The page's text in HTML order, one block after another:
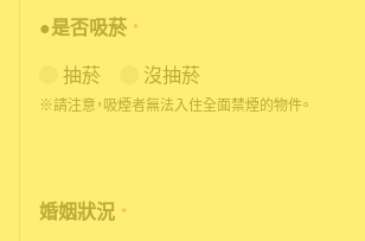
●是否吸菸 *
抽菸 沒抽菸
※請注意，吸煙者無法入住全面禁煙的物件。
婚姻狀況 *